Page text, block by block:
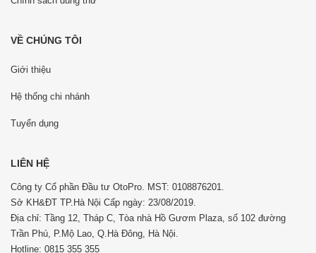
VỀ CHÚNG TÔI
Giới thiệu
Hệ thống chi nhánh
Tuyển dụng
LIÊN HỆ
Công ty Cổ phần Đầu tư OtoPro. MST: 0108876201.
Sở KH&ĐT TP.Hà Nội Cấp ngày: 23/08/2019.
Địa chỉ: Tầng 12, Tháp C, Tòa nhà Hồ Gươm Plaza, số 102 đường
Trần Phú, P.Mộ Lao, Q.Hà Đông, Hà Nội.
Hotline: 0815 355 355